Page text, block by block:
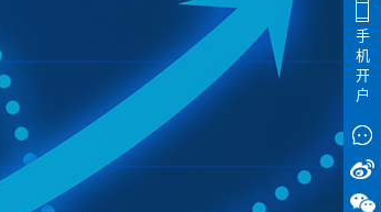
手
机
开
户